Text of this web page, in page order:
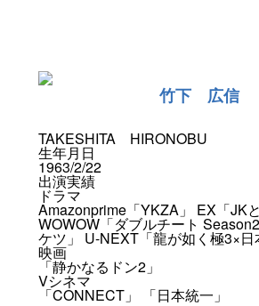
竹下 広信
TAKESHITA HIRONOBU
生年月日
1963/2/22
出演実績
ドラマ
Amazonprime「YKZA」 EX「JK
WOWOW「ダブルチート
ケツ」 U-NEXT「龍が如く極3×日
映画
「静かなるドン2」
Vシネマ
「CONNECT」 「日本統一」